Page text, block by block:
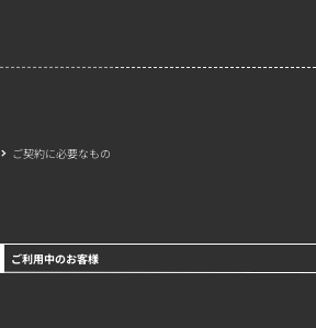
ご契約に必要なもの
ご利用中のお客様